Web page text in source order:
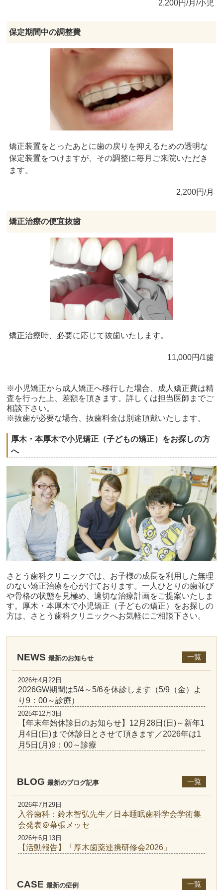
2,200円/月/小児
保定期間中の調整費
矯正装置をとったあとに歯の戻りを抑えるための透明な
保定装置をつけますが、その調整に毎月ご来院いただき
ます。
2,200円/月
矯正治療の便宜抜歯
矯正治療時、必要に応じて抜歯いたします。
11,000円/1歯
※小児矯正から成人矯正へ移行した場合、成人矯正費は精
査を行った上、差額を頂きます。詳しくは担当医師までご
相談下さい。
※抜歯が必要な場合、抜歯料金は別途頂戴いたします。
厚木・本厚木で小児矯正（子どもの矯正）をお探しの方
へ
さとう歯科クリニックでは、お子様の成長を利用した無理
のない矯正治療を心がけております。一人ひとりの歯並び
や骨格の状態を見極め、適切な治療計画をご提案いたしま
す。厚木・本厚木で小児矯正（子どもの矯正）をお探しの
方は、さとう歯科クリニックへお気軽にご相談下さい。
NEWS 最新のお知らせ 一覧
2026年4月22日
2026GW期間は5/4～5/6を休診します（5/9（金）よ
り9：00～診療）
2025年12月3日
【年末年始休診日のお知らせ】12月28日(日)～新年1
月4日(日)まで休診日とさせて頂きます／2026年は1
月5日(月)9：00～診療
BLOG 最新のブログ記事 一覧
2026年7月29日
入谷歯科：鈴木智弘先生／日本睡眠歯科学会学術集
会発表＠幕張メッセ
2026年6月13日
【活動報告】「厚木歯薬連携研修会2026」
CASE 最新の症例 一覧